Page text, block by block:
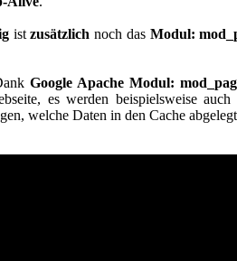
istzusätzlich noch das Modul:
Google Apache Modul:
es werden beispielsweise auch
welche Daten in den Cache